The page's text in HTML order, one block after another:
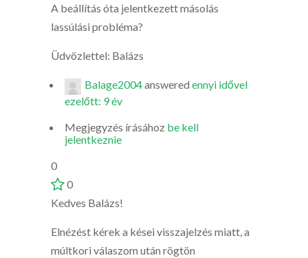
A beállítás óta jelentkezett másolás
lassúlási probléma?
Üdvözlettel: Balázs
Balage2004answered ennyi idővel
ezelőtt: 9 év
Megjegyzés írásához be kell
jelentkeznie
0
0
Kedves Balázs!
Elnézést kérek a kései visszajelzés miatt, a
múltkori válaszom után rögtön